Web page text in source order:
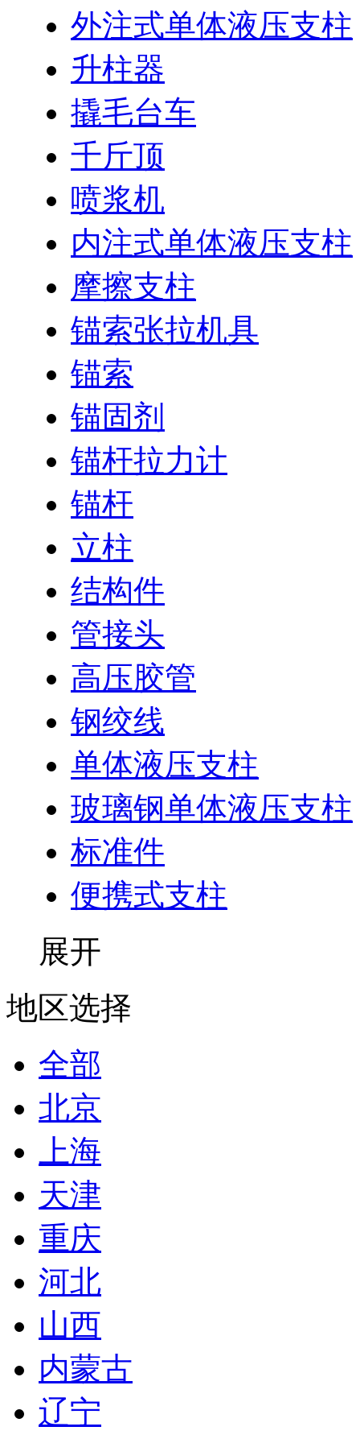
外注式单体液压支柱
升柱器
撬毛台车
千斤顶
喷浆机
内注式单体液压支柱
摩擦支柱
锚索张拉机具
锚索
锚固剂
锚杆拉力计
锚杆
立柱
结构件
管接头
高压胶管
钢绞线
单体液压支柱
玻璃钢单体液压支柱
标准件
便携式支柱
展开
地区选择
全部
北京
上海
天津
重庆
河北
山西
内蒙古
辽宁